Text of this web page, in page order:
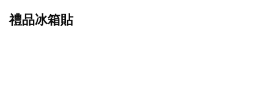
禮品冰箱貼